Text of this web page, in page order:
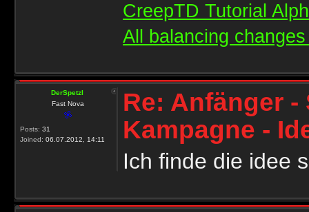
CreepTD Tutorial
All balancing
DerSpetzI
Fast Nova
Posts: 31
Joined: 06.07.2012, 14:11
Re: Anfänger
Kampagne -
Ich finde die idee